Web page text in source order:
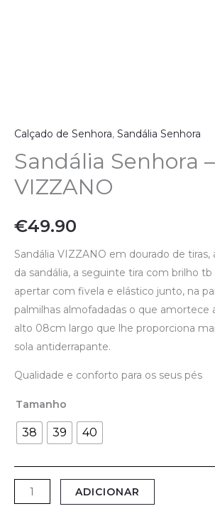
Calçado de Senhora, Sandália Senhora
Sandália Senhora –
VIZZANO
€49.90
Sandália VIZZANO em dourado de
da sandália, a seguinte tira com brilho
apertar com fivela e elástico junto, na
palmilhas almofadadas o que amortece
alto 08cm largo que lhe proporciona
sola antiderrapante.
Qualidade e conforto para os seus pés
Tamanho
38 39 40
Quantidade
de
ADICIONAR